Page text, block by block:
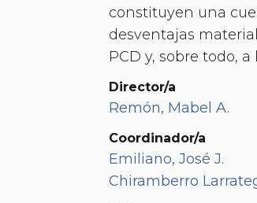
constituyen una
desventajas
PCD y, sobre todo,
Director/a
Remón, Mabel A.
Coordinador/a
Emiliano, José J.
Chiramberro